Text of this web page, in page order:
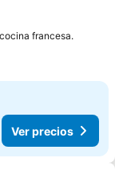
francesa.Ver
Ver precios